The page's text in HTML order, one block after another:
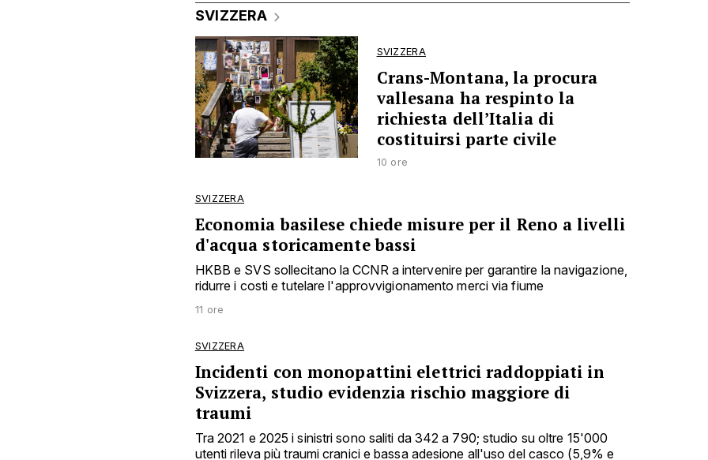
SVIZZERA
SVIZZERA
Crans-Montana, la procura
vallesana ha respinto la
richiesta dell’Italia di
costituirsi parte civile
10 ore
SVIZZERA
Economia basilese chiede misure per il Reno a livelli
d'acqua storicamente bassi
HKBB e SVS sollecitano la CCNR a intervenire per garantire la navigazione,
ridurre i costi e tutelare l'approvvigionamento merci via fiume
11 ore
SVIZZERA
Incidenti con monopattini elettrici raddoppiati in
Svizzera, studio evidenzia rischio maggiore di
traumi
Tra 2021 e 2025 i sinistri sono saliti da 342 a 790; studio su oltre 15'000
utenti rileva più traumi cranici e bassa adesione all'uso del casco (5,9% e